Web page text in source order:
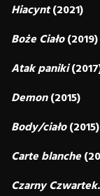
Hiacynt(2021)
Boże Ciało(2019)
Atak paniki
Demon(2015)
Body/ciało(2015)
Carte blanche
Czarny